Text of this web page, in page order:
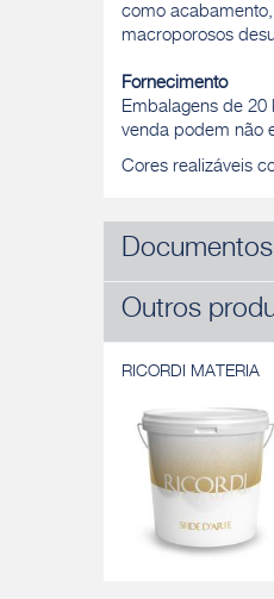
como
macroporosos
Fornecimento
Embalagens de
venda podem não
Cores realizáveis
Documentos
Outros
RICORDI MATERIA